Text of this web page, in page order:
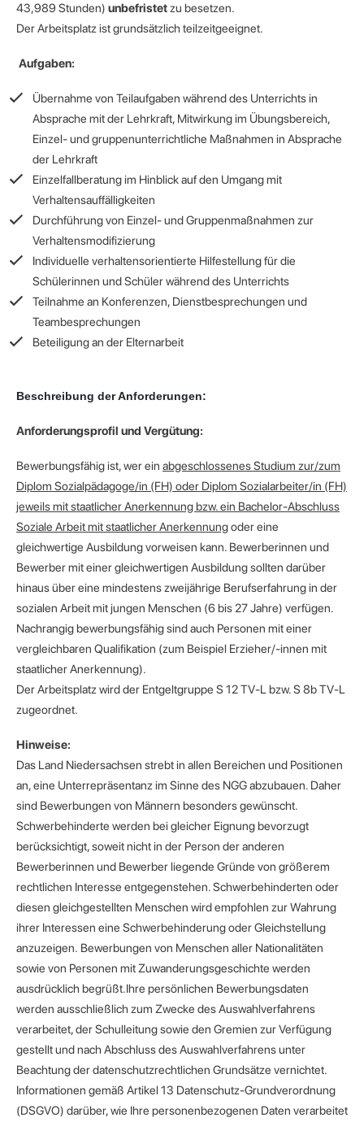
43,989 Stunden) unbefristetzu besetzen.
Der Arbeitsplatz ist grundsätzlich teilzeitgeeignet.
Aufgaben:
Übernahme von Teilaufgaben während des Unterrichts in
Absprache mit der Lehrkraft, Mitwirkung im Übungsbereich,
Einzel- und gruppenunterrichtliche Maßnahmen in Absprache
der Lehrkraft
Einzelfallberatung im Hinblick auf den Umgang mit
Verhaltensauffälligkeiten
Durchführung von Einzel- und Gruppenmaßnahmen zur
Verhaltensmodifizierung
Individuelle verhaltensorientierte Hilfestellung für die
Schülerinnen und Schüler während des Unterrichts
Teilnahme an Konferenzen, Dienstbesprechungen und
Teambesprechungen
Beteiligung an der Elternarbeit
Beschreibung der Anforderungen:
Anforderungsprofil und Vergütung:
Bewerbungsfähig ist, wer ein abgeschlossenes Studium zur/zum
Diplom Sozialpädagoge/in (FH) oder Diplom Sozialarbeiter/in (FH)
jeweils mit staatlicher Anerkennung bzw. ein Bachelor-Abschluss
Soziale Arbeit mit staatlicher Anerkennungoder eine
gleichwertige Ausbildung vorweisen kann. Bewerberinnen und
Bewerber mit einer gleichwertigen Ausbildung sollten darüber
hinaus über eine mindestens zweijährige Berufserfahrung in der
sozialen Arbeit mit jungen Menschen (6 bis 27 Jahre) verfügen.
Nachrangig bewerbungsfähig sind auch Personen mit einer
vergleichbaren Qualifikation (zum Beispiel Erzieher/-innen mit
staatlicher Anerkennung).
Der Arbeitsplatz wird der Entgeltgruppe S 12 TV-L bzw. S 8b TV-L
zugeordnet.
Hinweise:
Das Land Niedersachsen strebt in allen Bereichen und Positionen
an, eine Unterrepräsentanz im Sinne des NGG abzubauen. Daher
sind Bewerbungen von Männern besonders gewünscht.
Schwerbehinderte werden bei gleicher Eignung bevorzugt
berücksichtigt, soweit nicht in der Person der anderen
Bewerberinnen und Bewerber liegende Gründe von größerem
rechtlichen Interesse entgegenstehen.Schwerbehinderten oder
diesen gleichgestellten Menschen wird empfohlen zur Wahrung
ihrer Interessen eine Schwerbehinderung oder Gleichstellung
anzuzeigen. Bewerbungen von Menschen aller Nationalitäten
sowie von Personen mit Zuwanderungsgeschichte werden
ausdrücklich begrüßt.Ihre persönlichen Bewerbungsdaten
werden ausschließlich zum Zwecke des Auswahlverfahrens
verarbeitet, der Schulleitung sowie den Gremien zur Verfügung
gestellt und nach Abschluss des Auswahlverfahrens unter
Beachtung der datenschutzrechtlichen Grundsätze vernichtet.
Informationen gemäß Artikel 13 Datenschutz-Grundverordnung
(DSGVO) darüber, wie Ihre personenbezogenen Daten verarbeitet